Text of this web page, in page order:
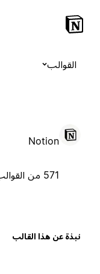
القوالب
Notion
عن هذا القالب